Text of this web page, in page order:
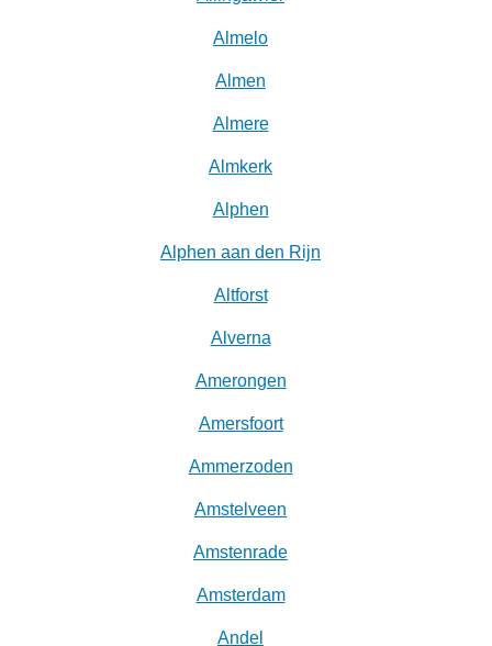
Almelo
Almen
Almere
Almkerk
Alphen
Alphen aan den Rijn
Altforst
Alverna
Amerongen
Amersfoort
Ammerzoden
Amstelveen
Amstenrade
Amsterdam
Andel